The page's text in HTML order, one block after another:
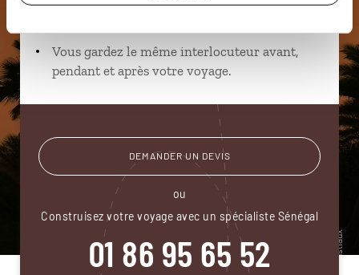
connectés en agence, mais aussi par email ou
Vous gardez le même interlocuteur avant,
pendant et après votre voyage.
DEMANDER UN DEVIS
ou
Construisez votre voyage avec un spécialiste Sénégal
01 86 95 65 52